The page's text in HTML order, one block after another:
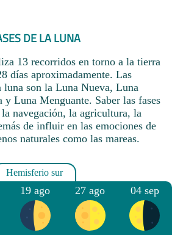
DE LA LUNA
13 recorridos en torno a la tierra
días aproximadamente. Las
luna son la Luna Nueva, Luna
Luna Menguante. Saber las fases
navegación, la agricultura, la
de influir en las emociones de
naturales como las mareas.
19 ago 27 ago 04 sep